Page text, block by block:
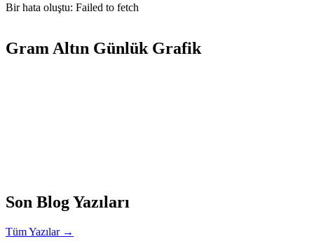
Bir hata oluştu: Failed to fetch
Gram Altın Günlük Grafik
Son Blog Yazıları
Tüm Yazılar →